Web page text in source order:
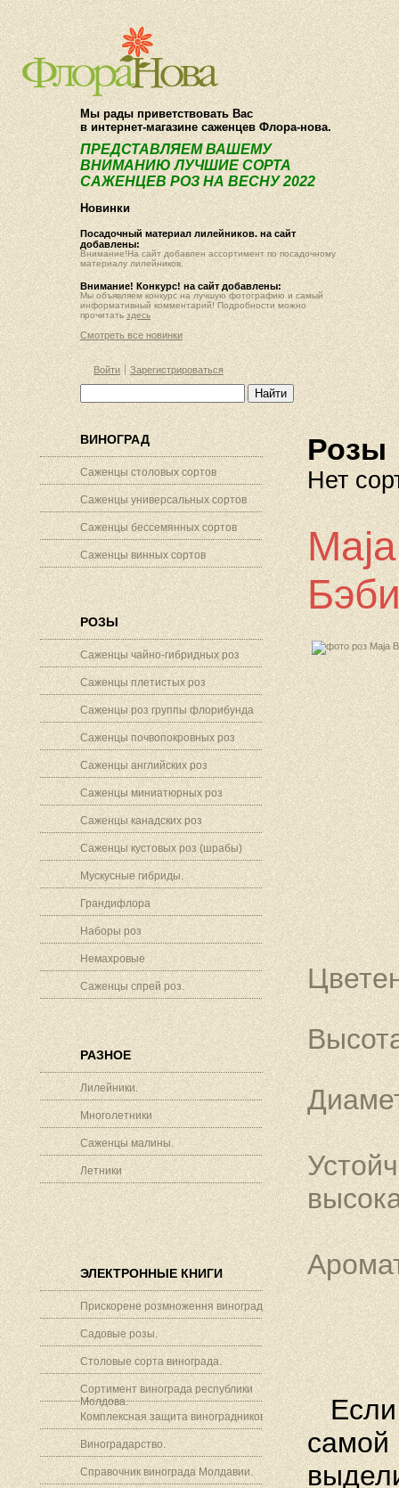
О компании Как купить
Мы рады приветствовать Вас
в интернет-магазине саженцев Флора-нова.
ПРЕДСТАВЛЯЕМ ВАШЕМУ
ВНИМАНИЮ ЛУЧШИЕ СОРТА
САЖЕНЦЕВ РОЗ НА ВЕСНУ 2022
Новинки
Посадочный материал лилейников. на сайт
добавлены:
Внимание!На сайт добавлен ассортимент по посадочному
материалу лилейников.
Внимание! Конкурс! на сайт добавлены:
Мы объявляем конкурс на лучшую фотографию и самый
информативный комментарий! Подробности можно
прочитать здесь
Смотреть все новинки
Войти Зарегистрироваться
ВИНОГРАД
Саженцы столовых сортов
Саженцы универсальных сортов
Саженцы бессемянных сортов
Саженцы винных сортов
РОЗЫ
Саженцы чайно-гибридных роз
Саженцы плетистых роз
Саженцы роз группы флорибунда
Саженцы почвопокровных роз
Саженцы английских роз
Саженцы миниатюрных роз
Саженцы канадских роз
Саженцы кустовых роз (шрабы)
Мускусные гибриды.
Грандифлора
Наборы роз
Немахровые
Саженцы спрей роз.
РАЗНОЕ
Лилейники.
Многолетники
Саженцы малины.
Летники
ЭЛЕКТРОННЫЕ КНИГИ
Прискорене розмноження винограду.
Садовые розы.
Столовые сорта винограда.
Сортимент винограда республики
Молдова.
Комплексная защита виноградников.
Виноградарство.
Справочник винограда Молдавии.
Розы
Нет
Если
самой